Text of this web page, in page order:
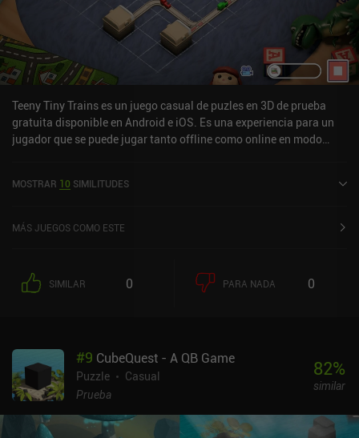
Teeny Tiny Trains es un juego casual de puzles en 3D de prueba
gratuita disponible en Android e iOS. Es una experiencia para un
jugador que se puede jugar tanto offline como online en modo
sobre 5,0 en la App Store de iOS.
MOSTRAR 10 SIMILITUDES
MÁS JUEGOS COMO ESTE
SIMILAR 0 PARA NADA 0
#9 CubeQuest - A QB Game
Puzzle
Casual
Prueba
82%
similar